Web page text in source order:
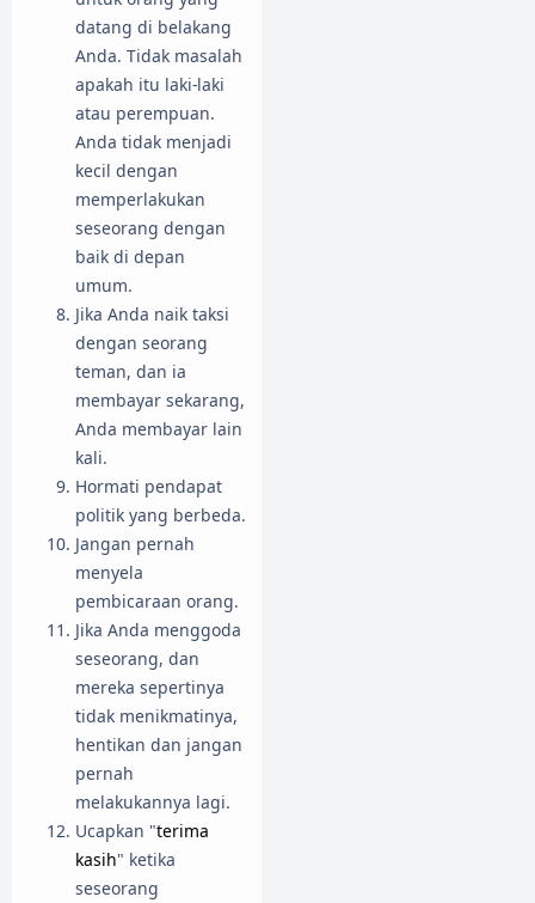
datang di belakang
Anda. Tidak masalah
apakah itu laki-laki
atau perempuan.
Anda tidak menjadi
kecil dengan
memperlakukan
seseorang dengan
baik di depan
umum.
Jika Anda naik taksi
dengan seorang
teman, dan ia
membayar sekarang,
Anda membayar lain
kali.
Hormati pendapat
politik yang berbeda.
Jangan pernah
menyela
pembicaraan orang.
Jika Anda menggoda
seseorang, dan
mereka sepertinya
tidak menikmatinya,
hentikan dan jangan
pernah
melakukannya lagi.
Ucapkan "terima
kasih" ketika
seseorang